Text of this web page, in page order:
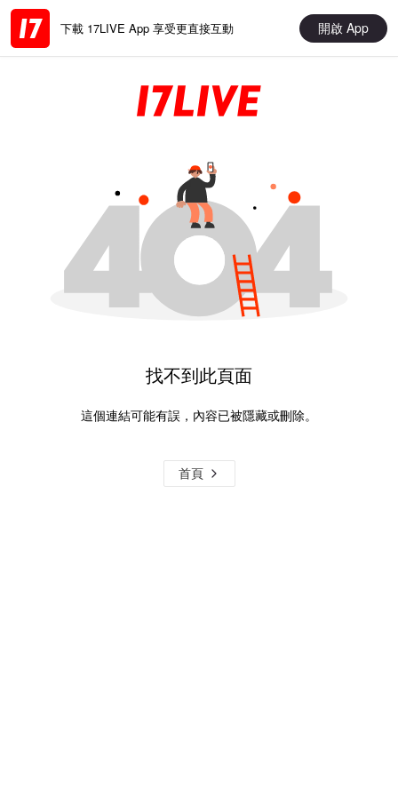
下載 17LIVE App 享受更直接互動 開啟 App
找不到此頁面
這個連結可能有誤，內容已被隱藏或刪除。
首頁